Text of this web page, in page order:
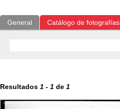
General Catálogo de fotografías
Resultados 1 - 1 de 1